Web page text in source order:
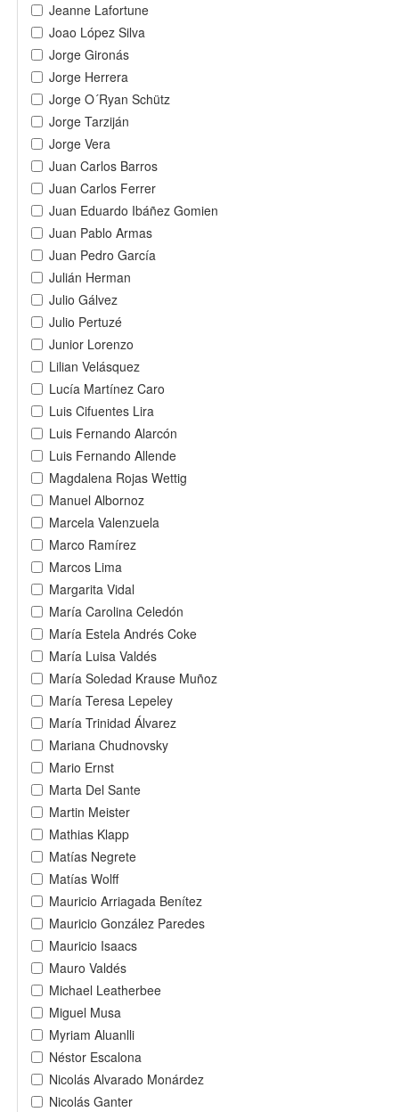
Jeanne Lafortune
Joao López Silva
Jorge Gironás
Jorge Herrera
Jorge O´Ryan Schütz
Jorge Tarziján
Jorge Vera
Juan Carlos Barros
Juan Carlos Ferrer
Juan Eduardo Ibáñez Gomien
Juan Pablo Armas
Juan Pedro García
Julián Herman
Julio Gálvez
Julio Pertuzé
Junior Lorenzo
Lilian Velásquez
Lucía Martínez Caro
Luis Cifuentes Lira
Luis Fernando Alarcón
Luis Fernando Allende
Magdalena Rojas Wettig
Manuel Albornoz
Marcela Valenzuela
Marco Ramírez
Marcos Lima
Margarita Vidal
María Carolina Celedón
María Estela Andrés Coke
María Luisa Valdés
María Soledad Krause Muñoz
María Teresa Lepeley
María Trinidad Álvarez
Mariana Chudnovsky
Mario Ernst
Marta Del Sante
Martin Meister
Mathias Klapp
Matías Negrete
Matías Wolff
Mauricio Arriagada Benítez
Mauricio González Paredes
Mauricio Isaacs
Mauro Valdés
Michael Leatherbee
Miguel Musa
Myriam Aluanlli
Néstor Escalona
Nicolás Alvarado Monárdez
Nicolás Ganter